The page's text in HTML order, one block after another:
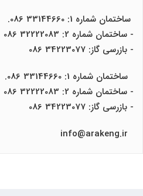
ساختمان شماره 1: 33144660 086.
- ساختمان شماره 2: 32222083 086
- بازرسی گاز: 34223077 086
ساختمان شماره 1: 33144660 086.
- ساختمان شماره 2: 32222083 086
- بازرسی گاز: 34223077 086